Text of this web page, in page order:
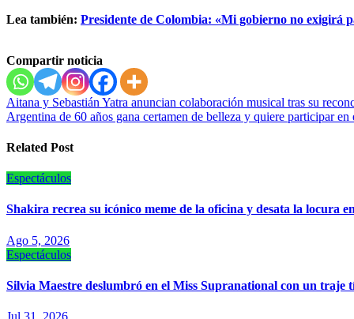
Lea también: Presidente de Colombia: «Mi gobierno no exigirá
Compartir noticia
Navegación
de
entradas
Aitana y Sebastián Yatra anuncian colaboración musical tras su
Argentina de 60 años gana certamen de belleza y quiere participar
Related Post
Espectáculos
Shakira recrea su icónico meme de la oficina y desata la locura
Ago 5, 2026
Espectáculos
Silvia Maestre deslumbró en el Miss Supranational con un traje